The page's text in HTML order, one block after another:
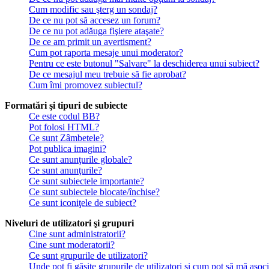
Cum modific sau şterg un sondaj?
De ce nu pot să accesez un forum?
De ce nu pot adăuga fişiere ataşate?
De ce am primit un avertisment?
Cum pot raporta mesaje unui moderator?
Pentru ce este butonul "Salvare" la deschiderea unui subiect?
De ce mesajul meu trebuie să fie aprobat?
Cum îmi promovez subiectul?
Formatări şi tipuri de subiecte
Ce este codul BB?
Pot folosi HTML?
Ce sunt Zâmbetele?
Pot publica imagini?
Ce sunt anunţurile globale?
Ce sunt anunţurile?
Ce sunt subiectele importante?
Ce sunt subiectele blocate/închise?
Ce sunt iconiţele de subiect?
Niveluri de utilizatori şi grupuri
Cine sunt administratorii?
Cine sunt moderatorii?
Ce sunt grupurile de utilizatori?
Unde pot fi găsite grupurile de utilizatori şi cum pot să mă